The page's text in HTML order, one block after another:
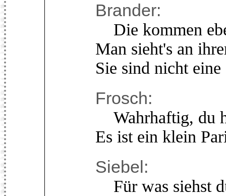
Brander:
Die kommen
Man sieht's an
Sie sind nicht eine
Frosch:
Wahrhaftig, du
Es ist ein klein
Siebel:
Für was siehst